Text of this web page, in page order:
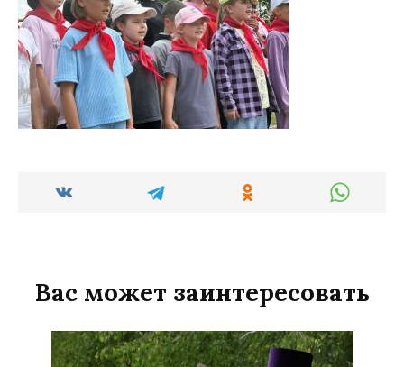
Вас может заинтересовать